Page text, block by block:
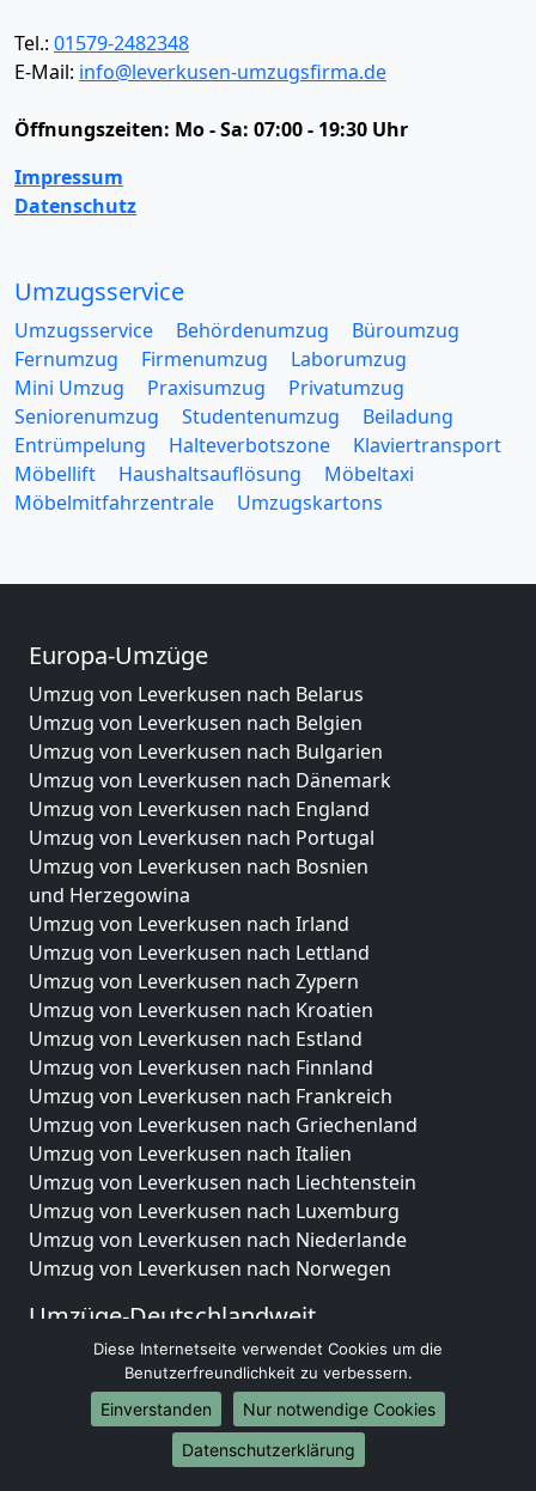
Tel.: 01579-2482348
E-Mail: info@leverkusen-umzugsfirma.de
Öffnungszeiten: Mo - Sa: 07:00 - 19:30 Uhr
Impressum
Datenschutz
Umzugsservice
Umzugsservice Behördenumzug
Büroumzug
Fernumzug
Firmenumzug
Laborumzug
Mini Umzug
Praxisumzug
Privatumzug
Seniorenumzug
Studentenumzug
Beiladung
Entrümpelung
Halteverbotszone
Klaviertransport
Möbellift
Haushaltsauflösung
Möbeltaxi
Möbelmitfahrzentrale
Umzugskartons
Europa-Umzüge
Umzug von Leverkusen nach Belarus
Umzug von Leverkusen nach Belgien
Umzug von Leverkusen nach Bulgarien
Umzug von Leverkusen nach Dänemark
Umzug von Leverkusen nach England
Umzug von Leverkusen nach Portugal
Umzug von Leverkusen nach Bosnien
und Herzegowina
Umzug von Leverkusen nach Irland
Umzug von Leverkusen nach Lettland
Umzug von Leverkusen nach Zypern
Umzug von Leverkusen nach Kroatien
Umzug von Leverkusen nach Estland
Umzug von Leverkusen nach Finnland
Umzug von Leverkusen nach Frankreich
Umzug von Leverkusen nach Griechenland
Umzug von Leverkusen nach Italien
Umzug von Leverkusen nach Liechtenstein
Umzug von Leverkusen nach Luxemburg
Umzug von Leverkusen nach Niederlande
Umzug von Leverkusen nach Norwegen
Umzüge-Deutschlandweit
Umzug von Leverkusen nach Berlin
Umzug von Leverkusen nach Hamburg
Umzug von Leverkusen nach München
Umzug von Leverkusen nach Köln
Umzug von Leverkusen nach Frankfurt am Main
Diese Internetseite verwendet Cookies um die
Benutzerfreundlichkeit zu verbessern.
Einverstanden
Nur notwendige Cookies
Datenschutzerklärung